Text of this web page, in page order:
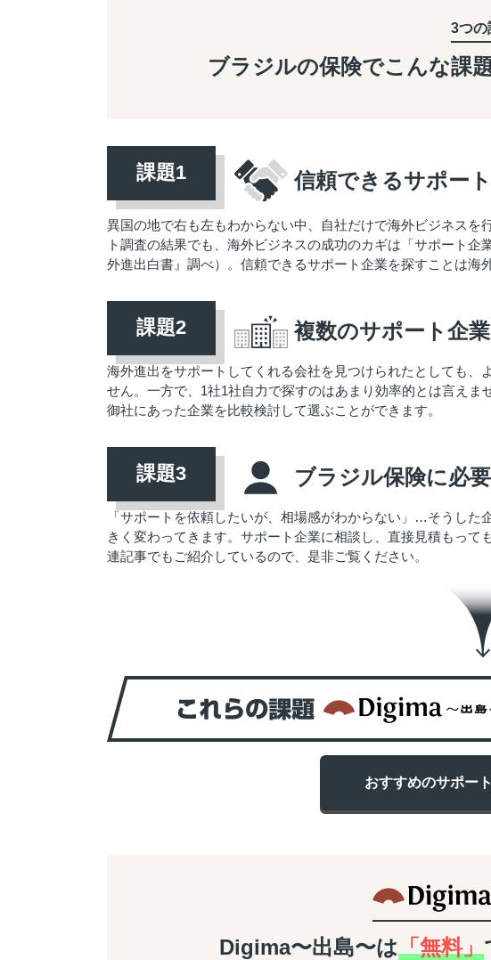
3つの
ブラジルの保険でこんな課
信頼できるサポー
異国の地で右も左もわからない中、自社だけで海外ビジネス
ト調査の結果でも、海外ビジネスの成功のカギは「サポート
外進出白書』調べ）。信頼できるサポート企業を探すことは海
複数のサポート企
海外進出をサポートしてくれる会社を見つけられたとしても
せん。一方で、1社1社自力で探すのはあまり効率的とは言えま
御社にあった企業を比較検討して選ぶことができます。
ブラジル保険に必
「サポートを依頼したいが、相場感がわからない」…そうし
きく変わってきます。サポート企業に相談し、直接見積もっ
連記事でもご紹介しているので、是非ご覧ください。
おすすめのサポー
Digima〜出島〜は 「無料」